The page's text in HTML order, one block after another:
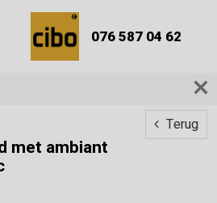
076 587 04 62
Terug
met ambiant